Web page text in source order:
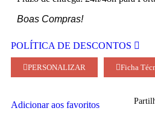
Boas Compras!
POLÍTICA DE DESCONTOS
PERSONALIZAR Ficha
Adicionar aos favoritos